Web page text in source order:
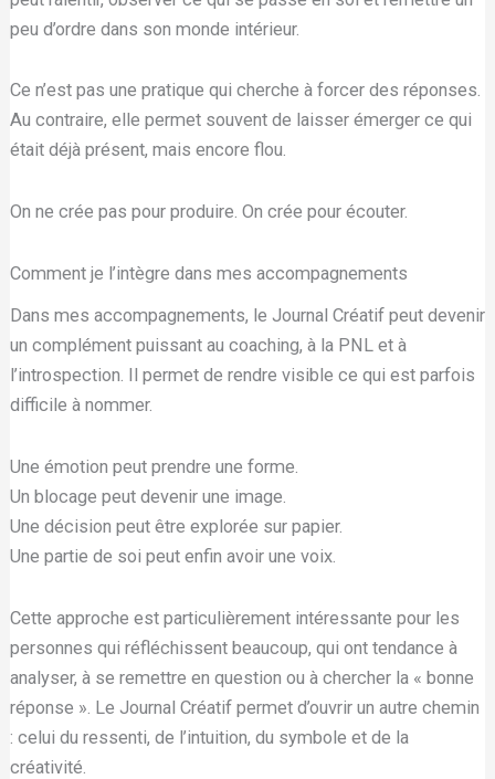
peu d’ordre dans son monde intérieur.
Ce n’est pas une pratique qui cherche à forcer des réponses.
Au contraire, elle permet souvent de laisser émerger ce qui
était déjà présent, mais encore flou.
On ne crée pas pour produire. On crée pour écouter.
Comment je l’intègre dans mes accompagnements
Dans mes accompagnements, le Journal Créatif peut devenir
un complément puissant au coaching, à la PNL et à
l’introspection. Il permet de rendre visible ce qui est parfois
difficile à nommer.
Une émotion peut prendre une forme.
Un blocage peut devenir une image.
Une décision peut être explorée sur papier.
Une partie de soi peut enfin avoir une voix.
Cette approche est particulièrement intéressante pour les
personnes qui réfléchissent beaucoup, qui ont tendance à
analyser, à se remettre en question ou à chercher la « bonne
réponse ». Le Journal Créatif permet d’ouvrir un autre chemin
: celui du ressenti, de l’intuition, du symbole et de la
créativité.